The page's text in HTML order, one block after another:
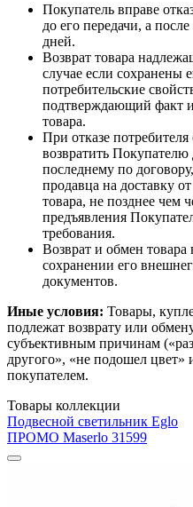
Покупатель вправе
до его передачи, а
дней.
Возврат товара
случае если сохранены
потребительские
подтверждающий факт
товара.
При отказе
возвратить
последнему по
продавца на доставку
товара, не позднее чем
предъявления
требования.
Возврат и обмен
сохранении его
документов.
Иные условия: Товары,
подлежат возврату или
субъективным причинам
другого», «не подошел цвет»
покупателем.
Товары коллекции
Подвесной светильник Eglo
ПРОМО Maserlo 31599